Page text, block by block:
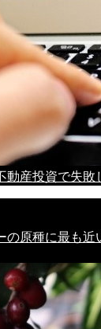
動産投資で失敗
の原種に最も近